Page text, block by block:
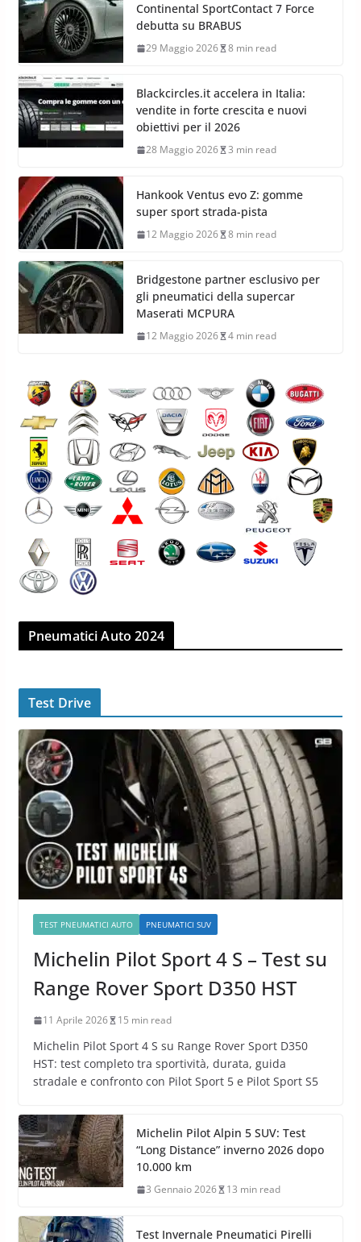
Continental SportContact 7 Force
debutta su BRABUS
29 Maggio 2026 8 min read
Blackcircles.it accelera in Italia:
vendite in forte crescita e nuovi
obiettivi per il 2026
28 Maggio 2026 3 min read
Hankook Ventus evo Z: gomme
super sport strada-pista
12 Maggio 2026 8 min read
Bridgestone partner esclusivo per
gli pneumatici della supercar
Maserati MCPURA
12 Maggio 2026 4 min read
Pneumatici Auto 2024
Test Drive
TEST PNEUMATICI AUTO PNEUMATICI SUV
Michelin Pilot Sport 4 S – Test su
Range Rover Sport D350 HST
11 Aprile 2026 15 min read
Michelin Pilot Sport 4 S su Range Rover Sport D350
HST: test completo tra sportività, durata, guida
stradale e confronto con Pilot Sport 5 e Pilot Sport S5
Michelin Pilot Alpin 5 SUV: Test
“Long Distance” inverno 2026 dopo
10.000 km
3 Gennaio 2026 13 min read
Test Invernale Pneumatici Pirelli